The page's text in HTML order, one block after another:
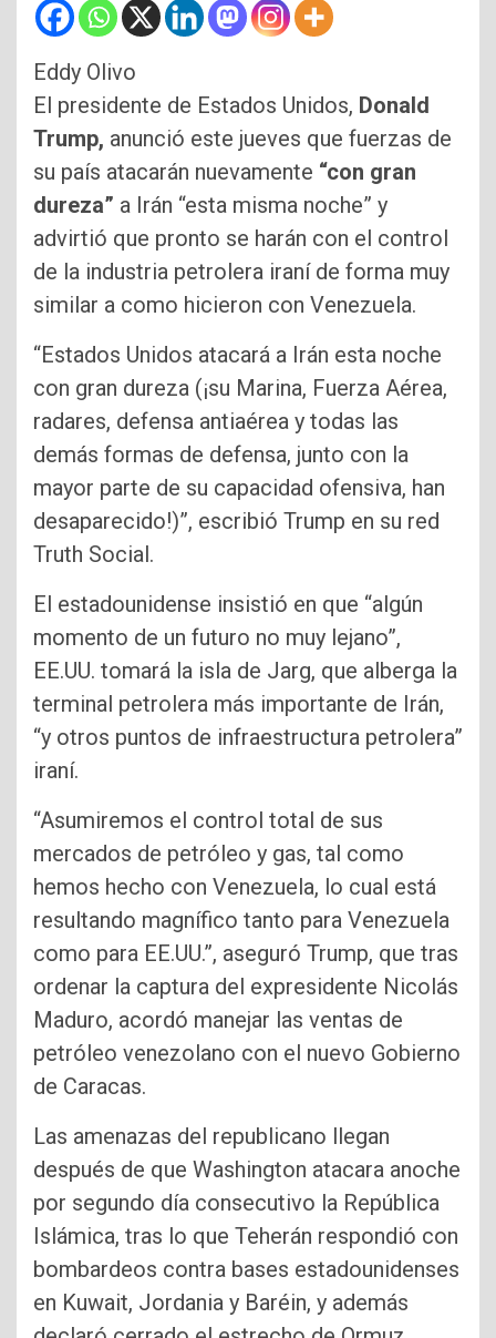
Eddy Olivo
El presidente de Estados Unidos, Donald
Trump, anunció este jueves que fuerzas de
su país atacarán nuevamente “con gran
dureza” a Irán “esta misma noche” y
advirtió que pronto se harán con el control
de la industria petrolera iraní de forma muy
similar a como hicieron con Venezuela.
“Estados Unidos atacará a Irán esta noche
con gran dureza (¡su Marina, Fuerza Aérea,
radares, defensa antiaérea y todas las
demás formas de defensa, junto con la
mayor parte de su capacidad ofensiva, han
desaparecido!)”, escribió Trump en su red
Truth Social.
El estadounidense insistió en que “algún
momento de un futuro no muy lejano”,
EE.UU. tomará la isla de Jarg, que alberga la
terminal petrolera más importante de Irán,
“y otros puntos de infraestructura petrolera”
iraní.
“Asumiremos el control total de sus
mercados de petróleo y gas, tal como
hemos hecho con Venezuela, lo cual está
resultando magnífico tanto para Venezuela
como para EE.UU.”, aseguró Trump, que tras
ordenar la captura del expresidente Nicolás
Maduro, acordó manejar las ventas de
petróleo venezolano con el nuevo Gobierno
de Caracas.
Las amenazas del republicano llegan
después de que Washington atacara anoche
por segundo día consecutivo la República
Islámica, tras lo que Teherán respondió con
bombardeos contra bases estadounidenses
en Kuwait, Jordania y Baréin, y además